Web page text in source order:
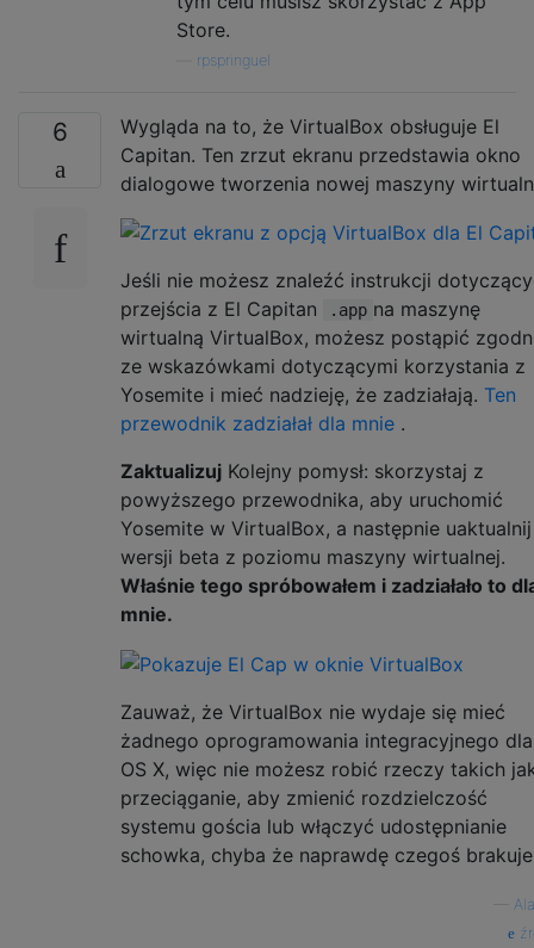
Store.
rpspringuel
6
Wygląda na to, że VirtualBox obsługuje El
Capitan. Ten zrzut ekranu przedstawia okno
dialogowe tworzenia nowej maszyny
Jeśli nie możesz znaleźć instrukcji
przejścia z El Capitan
.app na maszynę
wirtualną VirtualBox, możesz postąpić
ze wskazówkami dotyczącymi korzystania z
Yosemite i mieć nadzieję, że zadziałają. Ten
przewodnik zadziałał dla mnie .
Zaktualizuj Kolejny pomysł: skorzystaj z
powyższego przewodnika, aby uruchomić
Yosemite w VirtualBox, a następnie
wersji beta z poziomu maszyny wirtualnej.
Właśnie tego spróbowałem i zadziałało to
mnie.
Zauważ, że VirtualBox nie wydaje się mieć
żadnego oprogramowania integracyjnego dla
OS X, więc nie możesz robić rzeczy takich
przeciąganie, aby zmienić rozdzielczość
systemu gościa lub włączyć udostępnianie
schowka, chyba że naprawdę czegoś